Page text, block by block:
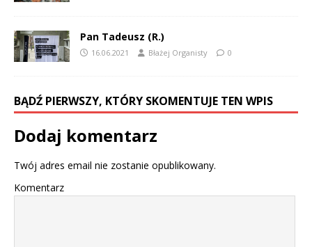
Pan Tadeusz (R.)
16.06.2021 Błażej Organisty 0
BĄDŹ PIERWSZY, KTÓRY SKOMENTUJE TEN WPIS
Dodaj komentarz
Twój adres email nie zostanie opublikowany.
Komentarz